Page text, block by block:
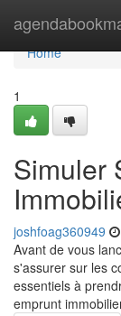
Home
Home
1
Simuler
joshfoag360949
Avant de vous
s'assurer sur les
essentiels à
emprunt